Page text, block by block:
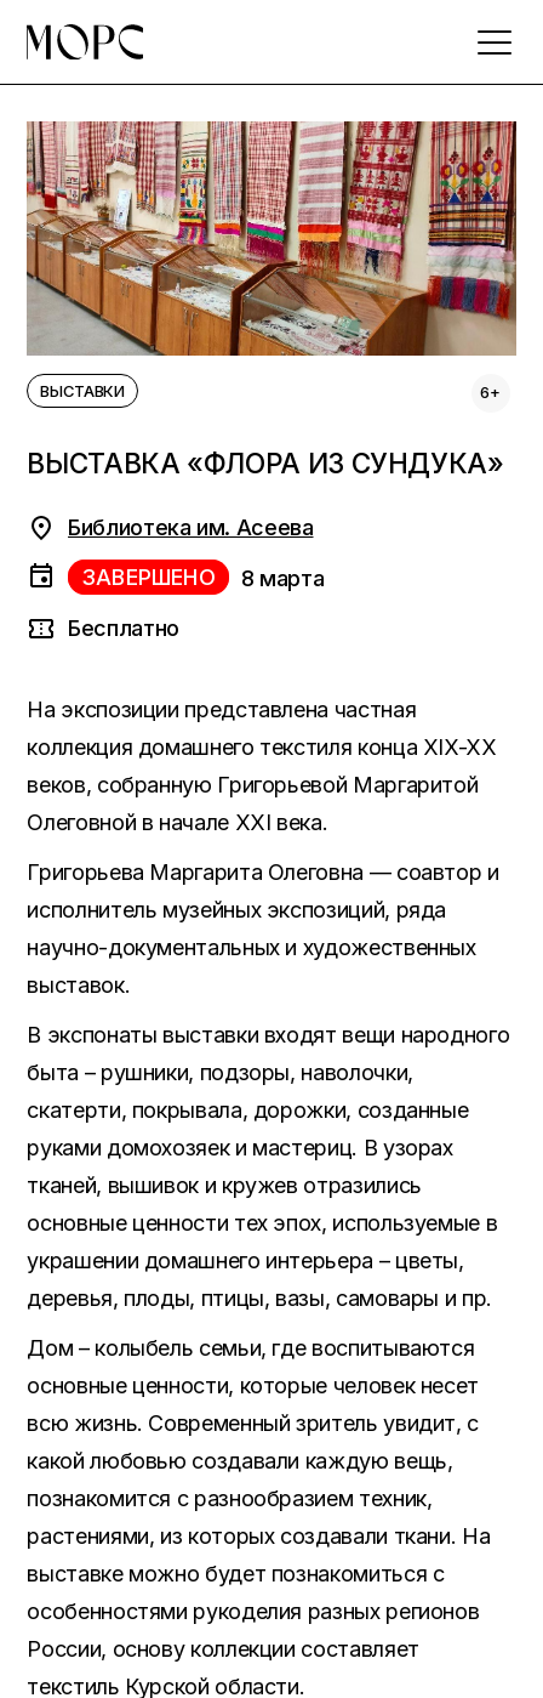
the
ВЫСТАВКИ 6+
ВЫСТАВКА «ФЛОРА ИЗ СУНДУКА»
Библиотека им. Асеева
ЗАВЕРШЕНО
8 марта
Бесплатно
На экспозиции представлена частная
коллекция домашнего текстиля конца XIX-XX
веков, собранную Григорьевой Маргаритой
Олеговной в начале XXI века.
Григорьева Маргарита Олеговна — соавтор и
исполнитель музейных экспозиций, ряда
научно-документальных и художественных
выставок.
В экспонаты выставки входят вещи народного
быта – рушники, подзоры, наволочки,
скатерти, покрывала, дорожки, созданные
руками домохозяек и мастериц. В узорах
тканей, вышивок и кружев отразились
основные ценности тех эпох, используемые в
украшении домашнего интерьера – цветы,
деревья, плоды, птицы, вазы, самовары и пр.
Дом – колыбель семьи, где воспитываются
основные ценности, которые человек несет
всю жизнь. Современный зритель увидит, с
какой любовью создавали каждую вещь,
познакомится с разнообразием техник,
растениями, из которых создавали ткани. На
выставке можно будет познакомиться с
особенностями рукоделия разных регионов
России, основу коллекции составляет
текстиль Курской области.